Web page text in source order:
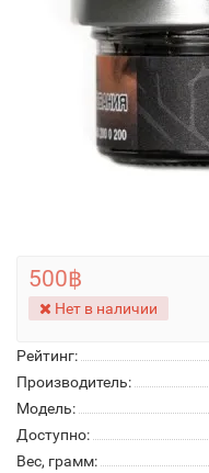
Рейтинг:
Производитель:
Модель:
Доступно:
Вес, грамм:
500฿
Нет в наличии